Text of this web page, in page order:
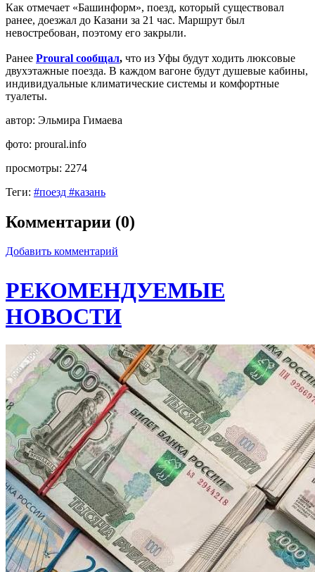
Как отмечает «Башинформ», поезд, который существовал
ранее, доезжал до Казани за 21 час. Маршрут был
невостребован, поэтому его закрыли.
Ранее Proural сообщал, что из Уфы будут ходить люксовые
двухэтажные поезда. В каждом вагоне будут душевые кабины,
индивидуальные климатические системы и комфортные
туалеты.
автор: Эльмира Гимаева
фото: proural.info
просмотры: 2274
Теги: #поезд #казань
Комментарии (0)
Добавить комментарий
РЕКОМЕНДУЕМЫЕ
НОВОСТИ